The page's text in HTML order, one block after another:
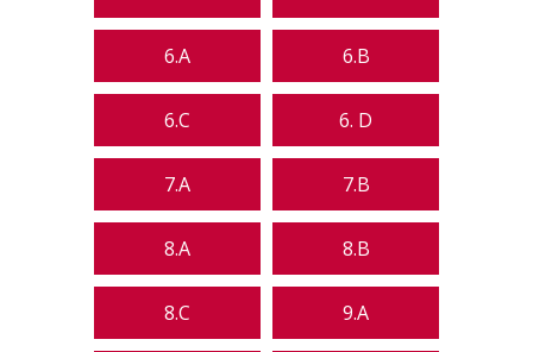
6.A 6.B
6.C 6. D
7.A 7.B
8.A 8.B
8.C 9.A